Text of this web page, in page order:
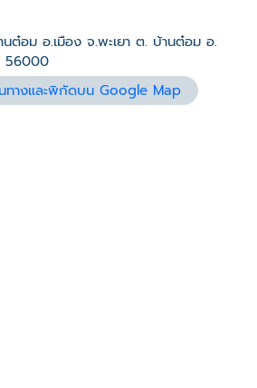
ต๋อม อ.เมือง จ.พะเยา ต. บ้านต๋อม อ.
56000
ทางและพิกัดบน Google Map